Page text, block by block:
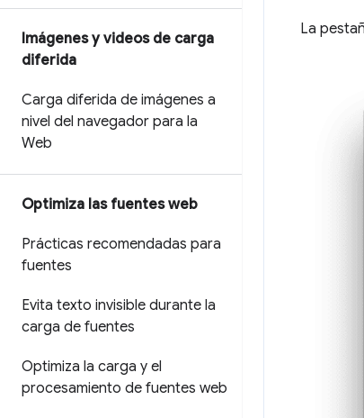
Imágenes y videos de carga
diferida
Carga diferida de imágenes a
nivel del navegador para la
Web
Optimiza las fuentes web
Prácticas recomendadas para
fuentes
Evita texto invisible durante la
carga de fuentes
Optimiza la carga y el
procesamiento de fuentes web
La